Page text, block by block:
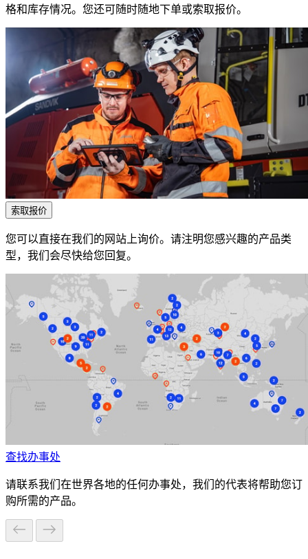
格和库存情况。您还可随时随地下单或索取报价。
索取报价
您可以直接在我们的网站上询价。请注明您感兴趣的产品类
型，我们会尽快给您回复。
查找办事处
请联系我们在世界各地的任何办事处，我们的代表将帮助您订
购所需的产品。